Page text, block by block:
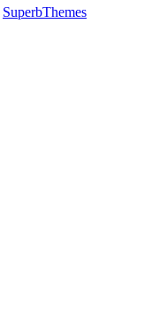
SuperbThemes